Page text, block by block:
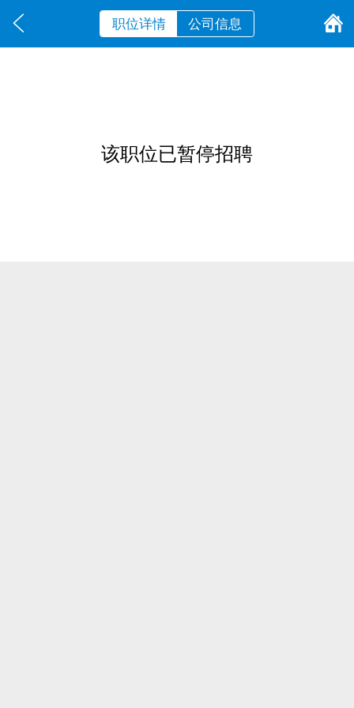
职位详情 公司信息
该职位已暂停招聘